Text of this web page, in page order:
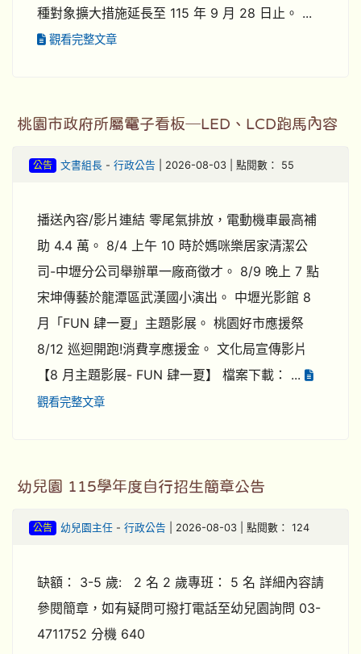
種對象擴大措施延長至 115 年 9 月 28 日止。 ...
觀看完整文章
桃園市政府所屬電子看板─LED、LCD跑馬內容
公告 文書組長- 行政公告 | 2026-08-03 | 點閱數： 55
播送內容/影片連結 零尾氣排放，電動機車最高補
助 4.4 萬。 8/4 上午 10 時於媽咪樂居家清潔公
司-中壢分公司舉辦單一廠商徵才。 8/9 晚上 7 點
宋坤傳藝於龍潭區武漢國小演出。 中壢光影館 8
月「FUN 肆一夏」主題影展。 桃園好市應援祭
8/12 巡迴開跑!消費享應援金。 文化局宣傳影片
【8 月主題影展- FUN 肆一夏】 檔案下載： ...
觀看完整文章
幼兒園 115學年度自行招生簡章公告
公告 幼兒園主任- 行政公告 | 2026-08-03 | 點閱數： 124
缺額： 3-5 歲: 2 名 2 歲專班： 5 名 詳細內容請
參閱簡章，如有疑問可撥打電話至幼兒園詢問 03-
4711752 分機 640